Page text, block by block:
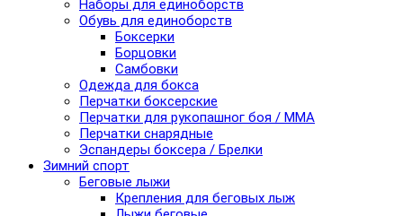
Наборы для единоборств
Обувь для единоборств
Боксерки
Борцовки
Самбовки
Одежда для бокса
Перчатки боксерские
Перчатки для рукопашног боя / ММА
Перчатки снарядные
Эспандеры боксера / Брелки
Зимний спорт
Беговые лыжи
Крепления для беговых лыж